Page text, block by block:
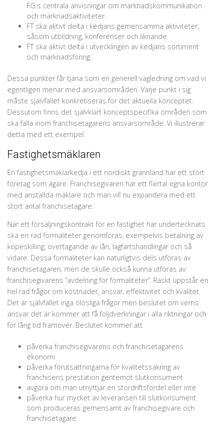
FG:s centrala anvisningar om marknadskommunikation
och marknadsaktiviteter.
FT ska aktivt delta i kedjans gemensamma aktiviteter,
såsom utbildning, konferenser och liknande.
FT ska aktivt delta i utvecklingen av kedjans sortiment
och marknadsföring.
Dessa punkter får tjäna som en generell vägledning om vad vi
egentligen menar med ansvarsområden. Varje punkt i sig
måste självfallet konkretiseras för det aktuella konceptet.
Dessutom finns det självklart konceptspecifika områden som
ska falla inom franchisetagarens ansvarsområde. Vi illustrerar
detta med ett exempel.
Fastighetsmäklaren
En fastighetsmäklarkedja i ett nordiskt grannland har ett stort
företag som ägare. Franchisegivaren har ett flertal egna kontor
med anställda mäklare och man vill nu expandera med ett
stort antal franchisetagare.
När ett försäljningskontrakt för en fastighet har undertecknats
ska en rad formaliteter genomföras, exempelvis betalning av
köpeskilling, övertagande av lån, lagfartshandlingar och så
vidare. Dessa formaliteter kan naturligtvis dels utföras av
franchisetagaren, men de skulle också kunna utföras av
franchisegivarens ”avdelning för formaliteter”. Raskt uppstår en
hel rad frågor om kostnader, ansvar, effektivitet och kvalitet.
Det är självfallet inga olösliga frågor men beslutet om vems
ansvar det är kommer att få följdverkningar i alla riktningar och
för lång tid framöver. Beslutet kommer att
påverka franchisegivarens och franchisetagarens
ekonomi
påverka förutsättningarna för kvalitetssäkring av
franchisens prestation gentemot slutkonsument
avgöra om man utnyttjar en stordriftsfördel eller inte
påverka hur mycket av leveransen till slutkonsument
som produceras gemensamt av franchisegivare och
franchisetagare.